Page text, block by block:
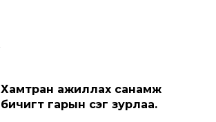
Хамтран ажиллах санамж
бичигт гарын үсэг зурлаа.